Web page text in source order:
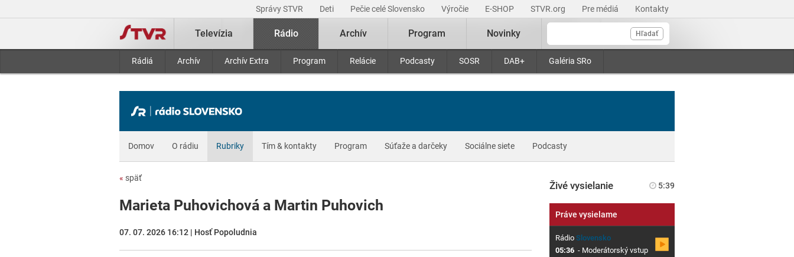
Správy STVR Deti Pečie celé Slovensko Výročie E-SHOP STVR.org Pre médiá Kontakty
Hľadať
Televízia Rádio
Rádiá Archív Archív Extra Program Relácie Podcasty SOSR DAB+ Galéria SRo
Archív Program Novinky
Domov O rádiu Rubriky Tím & kontakty Program Súťaže a darčeky Sociálne siete Podcasty
« späť
Marieta Puhovichová a Martin Puhovich
07. 07. 2026 16:12 | Hosť Popoludnia
Živé vysielanie 5:39
Práve vysielame
RádioSlovensko
05:36 - Moderátorský vstup